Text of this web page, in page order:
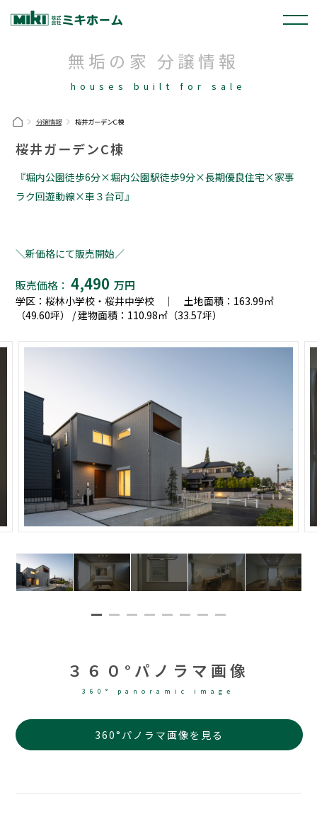
無垢の家 分譲情報
houses built for sale
分譲情報 桜井ガーデンC棟
桜井ガーデンC棟
『堀内公園徒歩6分×堀内公園駅徒歩9分×長期優良住宅×家事
ラク回遊動線×車３台可』
＼新価格にて販売開始／
販売価格：4,490 万円
学区：桜林小学校・桜井中学校 ｜ 土地面積：163.99㎡
（49.60坪） / 建物面積：110.98㎡（33.57坪）
３６０°パノラマ画像
360° panoramic image
360°パノラマ画像を見る